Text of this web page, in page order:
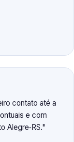
contato até a
e com
Alegre‑RS.